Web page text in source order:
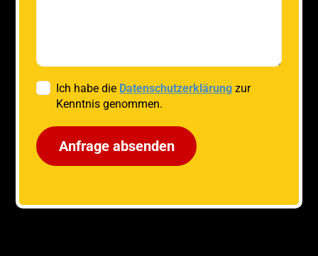
Ich habe die Datenschutzerklärung zur
Kenntnis genommen.